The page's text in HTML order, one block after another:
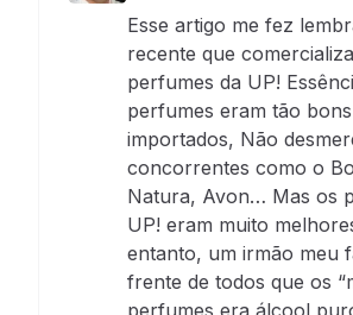
Esse artigo me fez
recente que
perfumes da UP!
perfumes eram tão
importados, Não
concorrentes como o
Natura, Avon… Mas os
UP! eram muito
entanto, um irmão meu
frente de todos que os
perfumes era álcool